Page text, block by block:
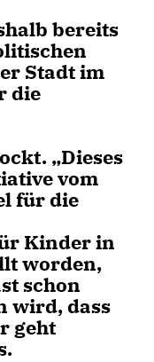
bereits
Stadt im
die
„Dieses
vom
für die
Kinder in
worden,
schon
wird, dass
geht